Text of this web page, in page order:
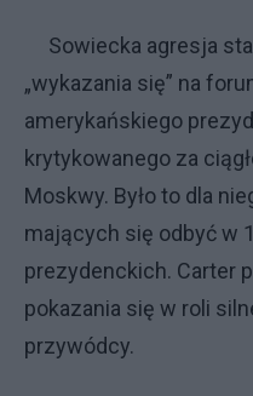
Sowiecka agresja
„wykazania się” na
amerykańskiego
krytykowanego za
Moskwy. Było to dla
mających się odbyć w
prezydenckich. Carter
pokazania się w roli
przywódcy.